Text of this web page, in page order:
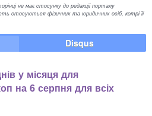
не має стосунку до редакції порталу
стосуються фізичних та юридичних осіб, котрі її
Disqus
у місяця для
на 6 серпня для всіх